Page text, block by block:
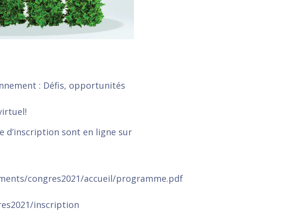
: Défis, opportunités
d’inscription sont en ligne sur
congres2021/accueil/programme.pdf
inscription